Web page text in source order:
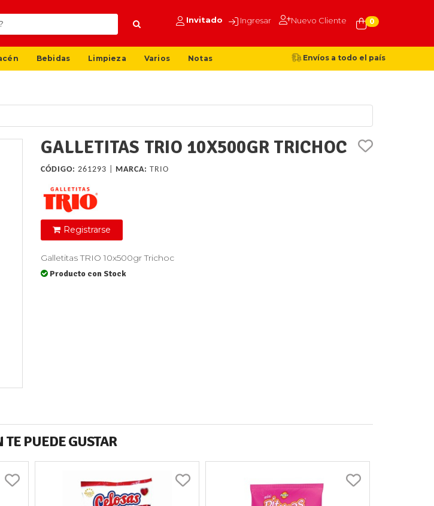
Invitado Ingresar Nuevo Cliente 0
Bebidas Limpieza Varios Notas Envíos a todo el país
GALLETITAS TRIO 10X500GR TRICHOC
CÓDIGO: 261293 | MARCA: TRIO
Registrarse
Galletitas TRIO 10x500gr Trichoc
Producto con Stock
PUEDE GUSTAR